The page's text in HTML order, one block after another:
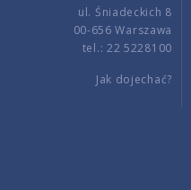
ul. Śniadeckich 8
00-656 Warszawa
tel.: 22 5228100
Jak dojechać?